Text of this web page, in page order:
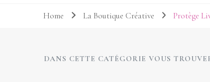
Home
La Boutique Créative Protège
DANS CETTE CATÉGORIE VOUS